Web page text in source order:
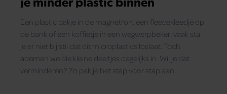
Een plastic bakje in de magnetron, een fleecekleedje op
de bank of een koffietje in een wegwerpbeker: vaak sta
je er niet bij stil dat dit microplastics loslaat. Toch
ademen we die kleine deeltjes dagelijks in. Wil je dat
verminderen? Zo pak je het stap voor stap aan.